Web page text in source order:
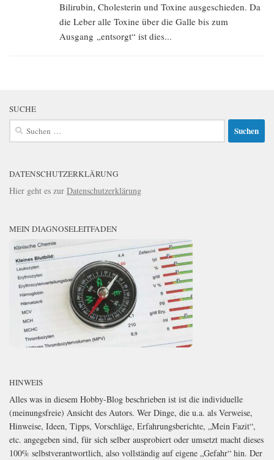
Bilirubin, Cholesterin und Toxine ausgeschieden. Da
die Leber alle Toxine über die Galle bis zum
Ausgang „entsorgt“ ist dies...
SUCHE
Suchen
nach:
DATENSCHUTZERKLÄRUNG
Hier geht es zur Datenschutzerklärung
MEIN DIAGNOSELEITFADEN
HINWEIS
Alles was in diesem Hobby-Blog beschrieben ist ist die individuelle
(meinungsfreie) Ansicht des Autors. Wer Dinge, die u.a. als Verweise,
Hinweise, Ideen, Tipps, Vorschläge, Erfahrungsberichte, „Mein Fazit“,
etc. angegeben sind, für sich selber ausprobiert oder umsetzt macht dieses
100% selbstverantwortlich, also vollständig auf eigene „Gefahr“ hin. Der